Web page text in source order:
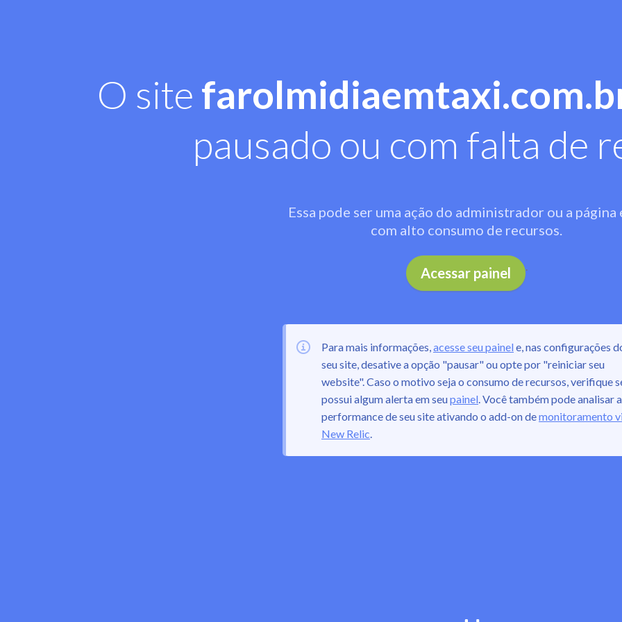
O site
pausado ou com falta de
Essa pode ser uma ação do administrador ou a página
com alto consumo de recursos.
Acessar painel .
Para mais informações,acesse seu painel e, nas configurações
seu site, desative a opção "pausar" ou opte por "reiniciar seu
website". Caso o motivo seja o consumo de recursos, verifique
possui algum alerta em seupainel. Você também pode analisar a
performance de seu site ativando o add-on demonitoramento
New Relic.